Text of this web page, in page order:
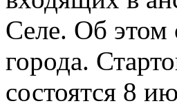
Селе. Об этом
города.
состоятся 8